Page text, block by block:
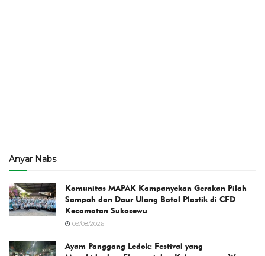
Anyar Nabs
Komunitas MAPAK Kampanyekan Gerakan Pilah
Sampah dan Daur Ulang Botol Plastik di CFD
Kecamatan Sukosewu
09/08/2026
Ayam Panggang Ledok: Festival yang